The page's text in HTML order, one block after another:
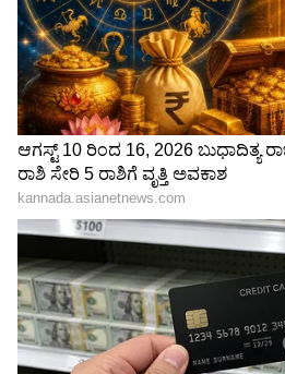
6
Image Credit :Asianet News
ಕರ್ಕಾಟಕ
ಅದೃಷ್ಟಶಾಲಿ ಗುರುವು ಈ
ಸಾಗುತ್ತಿದ್ದು, ಶುಕ್ರ ಮತ್ತು ಬುಧನ
ಇರುವುದರಿಂದ ಈ ರಾಶಿಯವರ
ಬದಲಾಗುತ್ತದೆ. ಎಲ್ಲವೂ ಚಿನ್ನವಾಗಿ